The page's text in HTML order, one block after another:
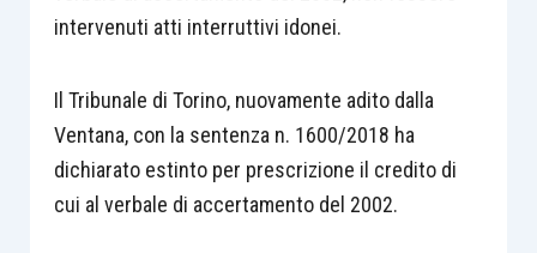
intervenuti atti interruttivi idonei.
Il Tribunale di Torino, nuovamente adito dalla
Ventana, con la sentenza n. 1600/2018 ha
dichiarato estinto per prescrizione il credito di
cui al verbale di accertamento del 2002.